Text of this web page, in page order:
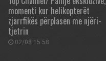
momenti kur helikopterët
zjarrfikës përplasen me njëri-
tjetrin
02/08 15:58